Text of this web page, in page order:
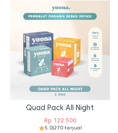
Quad Pack All Night
Rp122.500
5.0|270 terjual